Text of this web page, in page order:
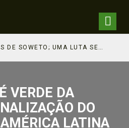
CINQUENTA ANOS DEPOIS DE SOWETO; UMA LUTA SEM DOCUMENTAÇÃO NÃO É UMA LUTA
VERDE DA
DO
LATINA